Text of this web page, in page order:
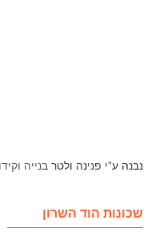
נבנה ע”י פנינה ולטר בנייה
שכונות הוד השרון